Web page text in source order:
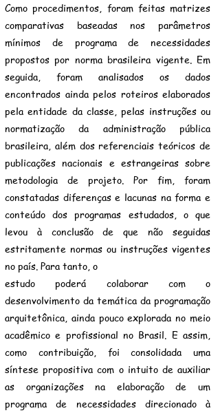
Como procedimentos, foram feitas matrizes
comparativas baseadas nos parâmetros
mínimos de programa de necessidades
propostos por norma brasileira vigente. Em
seguida, foram analisados os dados
encontrados ainda pelos roteiros elaborados
pela entidade da classe, pelas instruções ou
normatização da administração pública
brasileira, além dos referenciais teóricos de
publicações nacionais e estrangeiras sobre
metodologia de projeto. Por fim, foram
constatadas diferenças e lacunas na forma e
conteúdo dos programas estudados, o que
levou à conclusão de que não seguidas
estritamente normas ou instruções vigentes
no país. Para tanto, o
estudo poderá colaborar com o
desenvolvimento da temática da programação
arquitetônica, ainda pouco explorada no meio
acadêmico e profissional no Brasil. E assim,
como contribuição, foi consolidada uma
síntese propositiva com o intuito de auxiliar
as organizações na elaboração de um
programa de necessidades direcionado à